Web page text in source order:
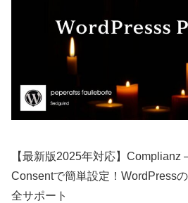
【最新版2025年対応】Complianz
Consentで簡単設定！WordPress
全サポート